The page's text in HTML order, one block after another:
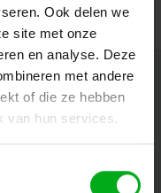
Ook delen we
site met onze
en analyse. Deze
met andere
of die ze hebben
van hun services.
via email